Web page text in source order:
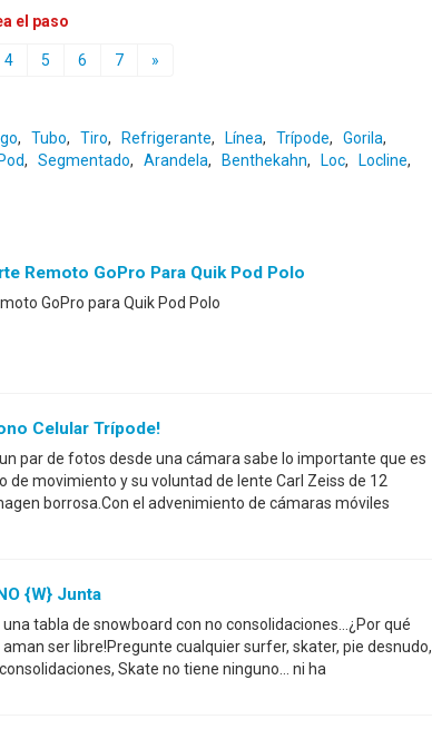
el paso
4 5 6 7 »
, Tubo, Tiro, Refrigerante, Línea, Trípode, Gorila,
Pod, Segmentado, Arandela, Benthekahn, Loc, Locline,
Remoto GoPro Para Quik Pod Polo
GoPro para Quik Pod Polo
Celular Trípode!
par de fotos desde una cámara sabe lo importante que es
de movimiento y su voluntad de lente Carl Zeiss de 12
borrosa.Con el advenimiento de cámaras móviles
{w} Junta
una tabla de snowboard con no consolidaciones...¿Por qué
ser libre!Pregunte cualquier surfer, skater, pie desnudo,
Skate no tiene ninguno... ni ha